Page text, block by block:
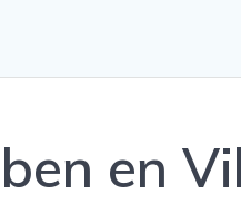
en